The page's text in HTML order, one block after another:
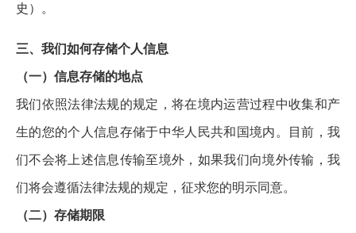
史）。
三、我们如何存储个人信息
（一）信息存储的地点
我们依照法律法规的规定，将在境内运营过程中收集和产
生的您的个人信息存储于中华人民共和国境内。目前，我
们不会将上述信息传输至境外，如果我们向境外传输，我
们将会遵循法律法规的规定，征求您的明示同意。
（二）存储期限